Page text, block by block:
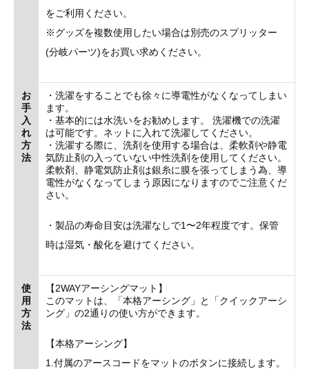
をご利用ください。
※グッズを複数使用したい場合は別売のスプリッター
(分岐パーツ)をお買い求めください。
お
手
入
れ
方
法
・洗濯をすることでも徐々に導電性がなくなってしまい
ます。
・基本的には水洗いをお勧めします。 洗濯機での洗濯
は可能です。ネットに入れて洗濯してください。
・洗濯する際に、洗剤を使用する場合は、柔軟剤や静電
気防止剤の入っていない中性洗剤を使用してください。
柔軟剤、静電気防止剤は銀糸に膜を張ってしまう為、導
電性がなくなってしまう原因になりますのでご注意くだ
さい。
・製品の寿命目安は洗濯なしで1〜2年程度です。保管
時は湿気・酸化を避けてください。
使
用
方
法
【2WAYアーシングマット】
このマットは、「本格アーシング」と「クイックアーシ
ング」の2通りの使い方ができます。
【本格アーシング】
1.付属のアースコードをマットのボタンに接続します。